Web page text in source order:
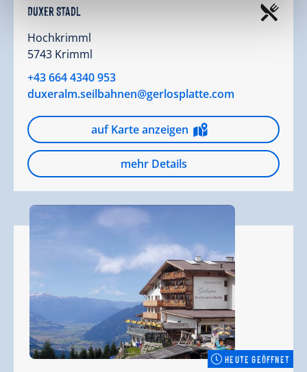
Duxer Stadl
Hochkrimml
5743 Krimml
+43 664 4340 953
duxeralm.seilbahnen@gerlosplatte.com
auf Karte anzeigen
mehr Details
HEUTE GEÖFFNET